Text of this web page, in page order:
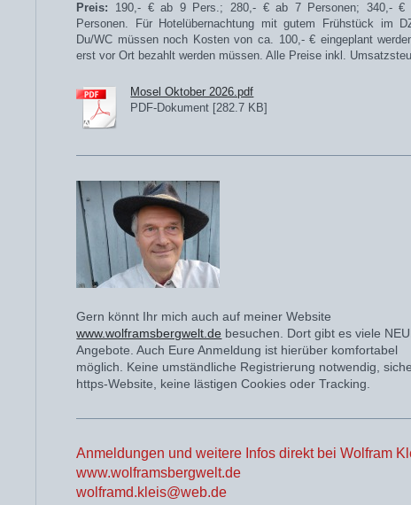
Preis: 190,- € ab 9 Pers.; 280,- € ab 7 Personen; 340,- €
Personen. Für Hotelübernachtung mit gutem Frühstück im
Du/WC müssen noch Kosten von ca. 100,- € eingeplant
erst vor Ort bezahlt werden müssen. Alle Preise inkl.
Mosel Oktober 2026.pdf
PDF-Dokument [282.7 KB]
Gern könnt Ihr mich auch auf meiner Website
www.wolframsbergwelt.de besuchen. Dort gibt es viele
Angebote. Auch Eure Anmeldung ist hierüber komfortabel
möglich. Keine umständliche Registrierung notwendig,
https-Website, keine lästigen Cookies oder Tracking.
Anmeldungen und weitere Infos direkt bei Wolfram
www.wolframsbergwelt.de
wolframd.kleis@web.de